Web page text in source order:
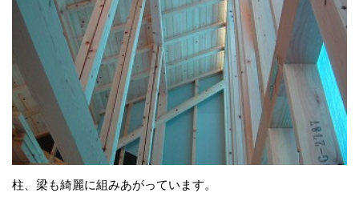
柱、梁も綺麗に組みあがっています。